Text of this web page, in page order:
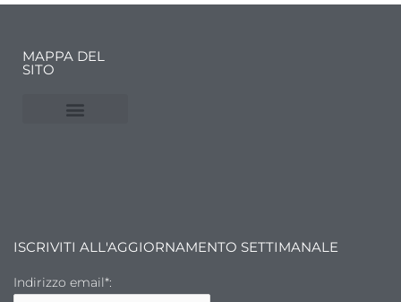
MAPPA DEL
SITO
ISCRIVITI ALL'AGGIORNAMENTO SETTIMANALE
Indirizzo email*: